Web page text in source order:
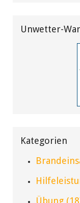
Unwetter-
Kategorien
Übung